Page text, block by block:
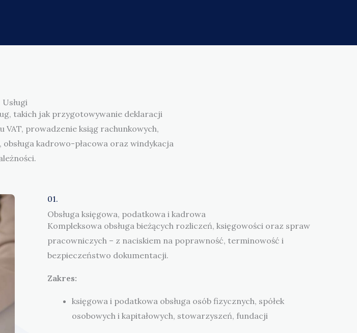
Usługi
takich jak przygotowywanie deklaracji
prowadzenie ksiąg rachunkowych,
kadrowo-płacowa oraz windykacja
01.
Obsługa księgowa, podatkowa i kadrowa
Kompleksowa obsługa bieżących rozliczeń, księgowości oraz spraw
pracowniczych – z naciskiem na poprawność, terminowość i
bezpieczeństwo dokumentacji.
Zakres:
księgowa i podatkowa obsługa osób fizycznych, spółek
osobowych i kapitałowych, stowarzyszeń, fundacji